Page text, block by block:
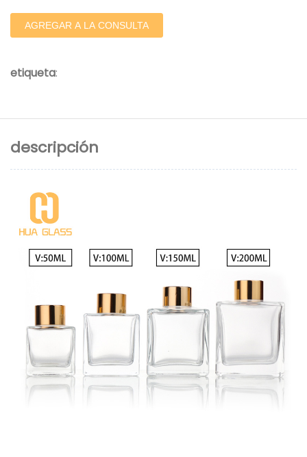
AGREGAR A LA CONSULTA
etiqueta:
descripción